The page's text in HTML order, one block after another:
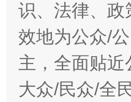
识、法律、政
效地为公众/
主，全面贴
大众/民众/全